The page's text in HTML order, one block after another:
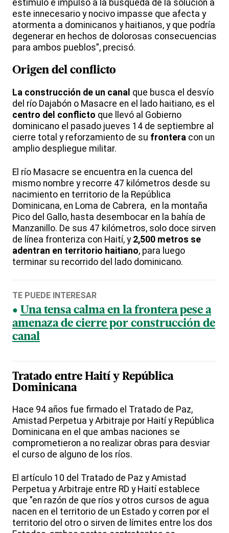
estímulo e impulso a la búsqueda de la solución a
este innecesario y nocivo impasse que afecta y
atormenta a dominicanos y haitianos, y que podría
degenerar en hechos de dolorosas consecuencias
para ambos pueblos”, precisó.
Origen del conflicto
La construcción de un canal que busca el desvío
del río Dajabón o Masacre en el lado haitiano, es el
centro del conflicto que llevó al Gobierno
dominicano el pasado jueves 14 de septiembre al
cierre total y reforzamiento de su frontera con un
amplio despliegue militar.
El río Masacre se encuentra en la cuenca del
mismo nombre y recorre 47 kilómetros desde su
nacimiento en territorio de la República
Dominicana, en Loma de Cabrera, en la montaña
Pico del Gallo, hasta desembocar en la bahía de
Manzanillo. De sus 47 kilómetros, solo doce sirven
de línea fronteriza con Haití, y 2,500 metros se
adentran en territorio haitiano, para luego
terminar su recorrido del lado dominicano.
TE PUEDE INTERESAR
Una tensa calma en la frontera pese a
amenaza de cierre por construcción de
canal
Tratado entre Haití y República
Dominicana
Hace 94 años fue firmado el Tratado de Paz,
Amistad Perpetua y Arbitraje por Haití y República
Dominicana en el que ambas naciones se
comprometieron a no realizar obras para desviar
el curso de alguno de los ríos.
El artículo 10 del Tratado de Paz y Amistad
Perpetua y Arbitraje entre RD y Haití establece
que "en razón de que ríos y otros cursos de agua
nacen en el territorio de un Estado y corren por el
territorio del otro o sirven de límites entre los dos